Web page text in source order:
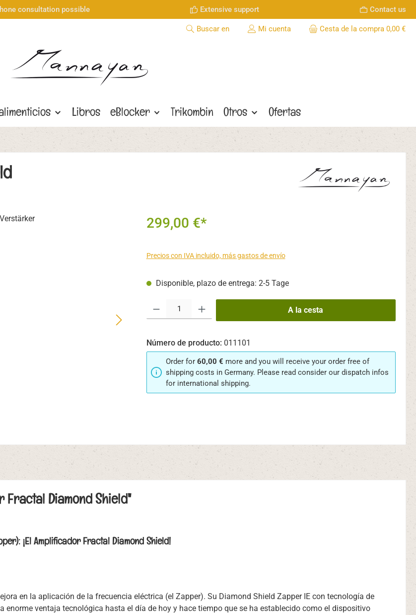
consultation possible Extensive support Contact us
Buscar en Mi cuenta Cesta de la compra 0,00 €
Libros eBlocker Trikombin Otros Ofertas
299,00 €*
Precios con IVA incluido, más gastos de envío
Disponible, plazo de entrega: 2-5 Tage
A la cesta
Número de producto: 011101
Order for 60,00 € more and you will receive your order free of
shipping costs in Germany. Please read consider our dispatch infos
for international shipping.
Diamond Shield"
¡El Amplificador Fractal Diamond Shield!
en la aplicación de la frecuencia eléctrica (el Zapper). Su Diamond Shield Zapper IE con tecnología de
ventaja tecnológica hasta el día de hoy y hace tiempo que se ha establecido como el dispositivo